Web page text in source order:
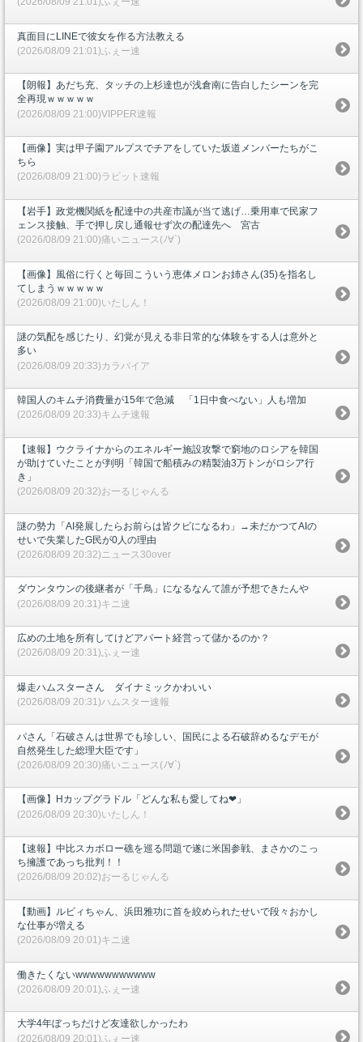
真面目にLINEで彼女を作る方法教える
(2026/08/09 21:01)ふぇー速
【朗報】あだち充、タッチの上杉達也が浅倉南に告白したシーンを完
全再現ｗｗｗｗｗ
(2026/08/09 21:00)VIPPER速報
【画像】実は甲子園アルプスでチアをしていた坂道メンバーたちがこ
ちら
(2026/08/09 21:00)ラビット速報
【岩手】政党機関紙を配達中の共産市議が当て逃げ…乗用車で民家フ
ェンス接触、手で押し戻し通報せず次の配達先へ 宮古
(2026/08/09 21:00)痛いニュース(ﾉ∀`)
【画像】風俗に行くと毎回こういう恵体メロンお姉さん(35)を指名し
てしまうｗｗｗｗｗ
(2026/08/09 21:00)いたしん！
謎の気配を感じたり、幻覚が見える非日常的な体験をする人は意外と
多い
(2026/08/09 20:33)カラパイア
韓国人のキムチ消費量が15年で急減 「1日中食べない」人も増加
(2026/08/09 20:33)キムチ速報
【速報】ウクライナからのエネルギー施設攻撃で窮地のロシアを韓国
が助けていたことが判明「韓国で船積みの精製油3万トンがロシア行
き」
(2026/08/09 20:32)おーるじゃんる
謎の勢力「AI発展したらお前らは皆クビになるわ」→未だかつてAIの
せいで失業したG民が0人の理由
(2026/08/09 20:32)ニュース30over
ダウンタウンの後継者が「千鳥」になるなんて誰が予想できたんや
(2026/08/09 20:31)キニ速
広めの土地を所有してけどアパート経営って儲かるのか？
(2026/08/09 20:31)ふぇー速
爆走ハムスターさん ダイナミックかわいい
(2026/08/09 20:31)ハムスター速報
パさん「石破さんは世界でも珍しい、国民による石破辞めるなデモが
自然発生した総理大臣です」
(2026/08/09 20:30)痛いニュース(ﾉ∀`)
【画像】Hカップグラドル「どんな私も愛してね❤」
(2026/08/09 20:30)いたしん！
【速報】中比スカボロー礁を巡る問題で遂に米国参戦、まさかのこっ
ち擁護であっち批判！！
(2026/08/09 20:02)おーるじゃんる
【動画】ルビィちゃん、浜田雅功に首を絞められたせいで段々おかし
な仕事が増える
(2026/08/09 20:01)キニ速
働きたくないwwwwwwwwwww
(2026/08/09 20:01)ふぇー速
大学4年ぼっちだけど友達欲しかったわ
(2026/08/09 20:01)ふぇー速